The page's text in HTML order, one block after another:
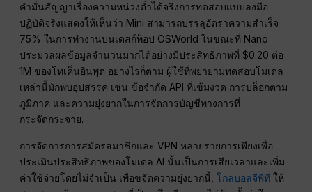
คำมั่นสัญญาเรื่องความหน่วงต่ำได้จริงการทดสอบแบบลงมือ
ปฏิบัติจริงแสดงให้เห็นว่า Mini สามารถบรรลุอัตราความสำเร็จ
75% ในการทำงานบนเดสก์ท็อป OSWorld ในขณะที่ Nano
ประมวลผลข้อมูลจำนวนมากได้อย่างมีประสิทธิภาพที่ $0.20 ต่อ
1M ของโทเค็นอินพุต อย่างไรก็ตาม ผู้ใช้ที่พยายามทดสอบโมเดล
เหล่านี้มักพบอุปสรรค เช่น ข้อจำกัด API ที่เข้มงวด การบล็อกตาม
ภูมิภาค และความยุ่งยากในการจัดการบัญชีทางการที่
กระจัดกระจาย.
การจัดการการสมัครสมาชิกและ VPN หลายรายการเพียงเพื่อ
ประเมินประสิทธิภาพของโมเดล AI นั้นเป็นการเสียเวลาและเพิ่ม
ค่าใช้จ่ายโดยไม่จำเป็น เพื่อขจัดความยุ่งยากนี้,โกลบอลจีพีที ให้